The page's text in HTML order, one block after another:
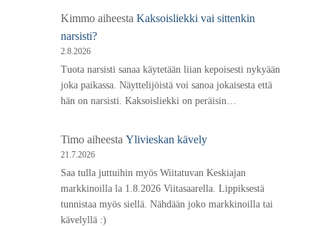
Kimmo aiheesta Kaksoisliekki vai sittenkin
narsisti?
2.8.2026
Tuota narsisti sanaa käytetään liian kepoisesti nykyään
joka paikassa. Näyttelijöistä voi sanoa jokaisesta että
hän on narsisti. Kaksoisliekki on peräisin…
Timo aiheesta Ylivieskan kävely
21.7.2026
Saa tulla juttuihin myös Wiitatuvan Keskiajan
markkinoilla la 1.8.2026 Viitasaarella. Lippiksestä
tunnistaa myös siellä. Nähdään joko markkinoilla tai
kävelyllä :)